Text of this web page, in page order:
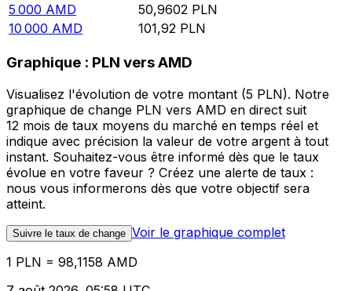
5 000 AMD 50,9602 PLN
10 000 AMD 101,92 PLN
Graphique : PLN vers AMD
Visualisez l'évolution de votre montant (5 PLN). Notre
graphique de change PLN vers AMD en direct suit
12 mois de taux moyens du marché en temps réel et
indique avec précision la valeur de votre argent à tout
instant. Souhaitez-vous être informé dès que le taux
évolue en votre faveur ? Créez une alerte de taux :
nous vous informerons dès que votre objectif sera
atteint.
Suivre le taux de change Voir le graphique complet
1 PLN = 98,1158 AMD